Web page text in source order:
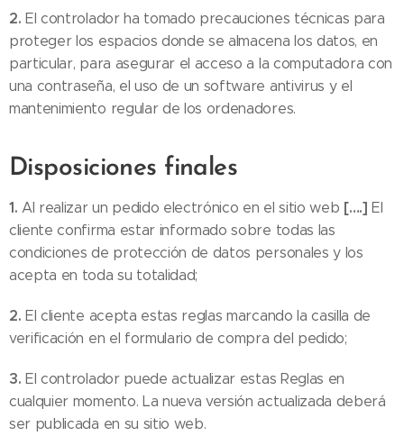
2. El controlador ha tomado precauciones técnicas para
proteger los espacios donde se almacena los datos, en
particular, para asegurar el acceso a la computadora con
una contraseña, el uso de un software antivirus y el
mantenimiento regular de los ordenadores.
Disposiciones finales
1. Al realizar un pedido electrónico en el sitio web [….] El
cliente confirma estar informado sobre todas las
condiciones de protección de datos personales y los
acepta en toda su totalidad;
2. El cliente acepta estas reglas marcando la casilla de
verificación en el formulario de compra del pedido;
3. El controlador puede actualizar estas Reglas en
cualquier momento. La nueva versión actualizada deberá
ser publicada en su sitio web.